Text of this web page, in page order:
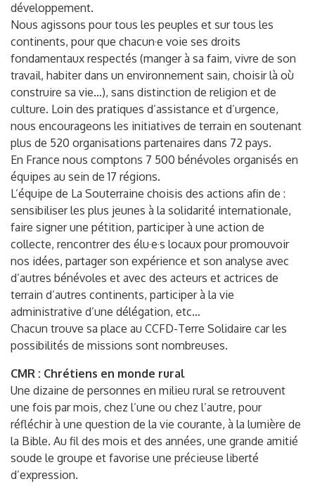
développement.
Nous agissons pour tous les peuples et sur tous les
continents, pour que chacun·e voie ses droits
fondamentaux respectés (manger à sa faim, vivre de son
travail, habiter dans un environnement sain, choisir là où
construire sa vie…), sans distinction de religion et de
culture. Loin des pratiques d’assistance et d’urgence,
nous encourageons les initiatives de terrain en soutenant
plus de 520 organisations partenaires dans 72 pays.
En France nous comptons 7 500 bénévoles organisés en
équipes au sein de 17 régions.
L’équipe de La Souterraine choisis des actions afin de :
sensibiliser les plus jeunes à la solidarité internationale,
faire signer une pétition, participer à une action de
collecte, rencontrer des élu·e·s locaux pour promouvoir
nos idées, partager son expérience et son analyse avec
d’autres bénévoles et avec des acteurs et actrices de
terrain d’autres continents, participer à la vie
administrative d’une délégation, etc…
Chacun trouve sa place au CCFD-Terre Solidaire car les
possibilités de missions sont nombreuses.
CMR : Chrétiens en monde rural
Une dizaine de personnes en milieu rural se retrouvent
une fois par mois, chez l’une ou chez l’autre, pour
réfléchir à une question de la vie courante, à la lumière de
la Bible. Au fil des mois et des années, une grande amitié
soude le groupe et favorise une précieuse liberté
d’expression.